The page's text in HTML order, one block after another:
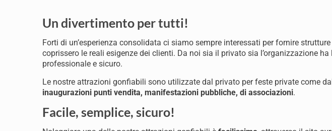
Un divertimento per tutti!
Forti di un’esperienza consolidata ci siamo sempre interessati per fornire
coprissero le reali esigenze dei clienti. Da noi sia il privato sia l’organizzazione
professionale e sicuro.
Le nostre attrazioni gonfiabili sono utilizzate dal privato per feste private come
inaugurazioni punti vendita, manifestazioni pubbliche, di associazioni.
Facile, semplice, sicuro!